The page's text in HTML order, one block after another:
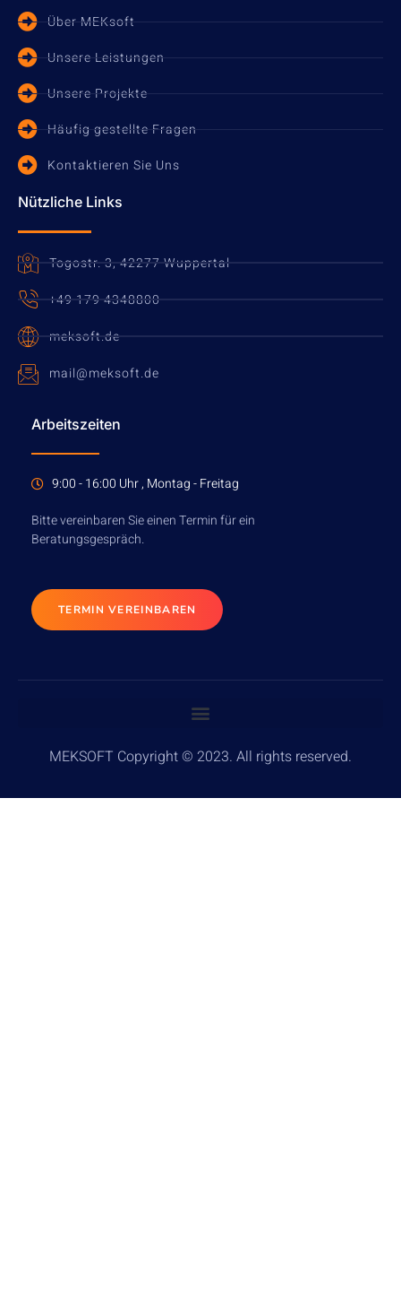
Über MEKsoft
Unsere Leistungen
Unsere Projekte
Häufig gestellte Fragen
Kontaktieren Sie Uns
Nützliche Links
Togostr. 3, 42277 Wuppertal
+49 179 4348800
meksoft.de
mail@meksoft.de
Arbeitszeiten
9:00 - 16:00 Uhr , Montag - Freitag
Bitte vereinbaren Sie einen Termin für ein
Beratungsgespräch.
TERMIN VEREINBAREN
MEKSOFT Copyright © 2023. All rights reserved.